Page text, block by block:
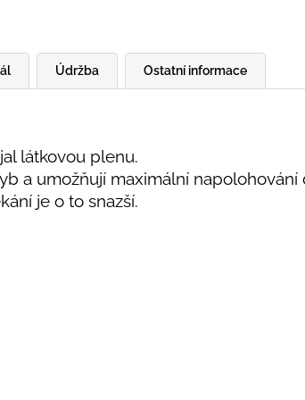
Ostatní informace
Údržba
látkovou plenu.
a umožňují maximální napolohování
je o to snazší.